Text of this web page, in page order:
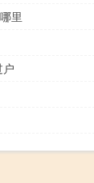
里